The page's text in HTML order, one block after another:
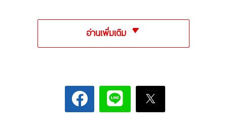
อ่านเพิ่มเติม